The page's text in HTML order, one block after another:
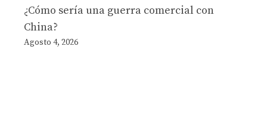
¿Cómo sería una guerra comercial con
China?
Agosto 4, 2026